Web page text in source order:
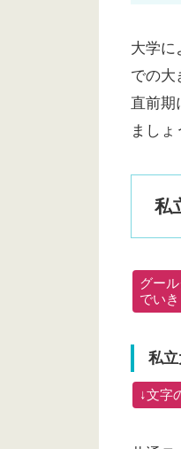
大学に
での大
直前期
ましょ
私
グー
でいき
私
↓文字